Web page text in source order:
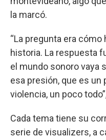
la marcó.
“La pregunta era
historia. La respuesta
el mundo sonoro vaya
esa presión, que es un
violencia, un poco
Cada tema tiene su
serie de visualizers, a